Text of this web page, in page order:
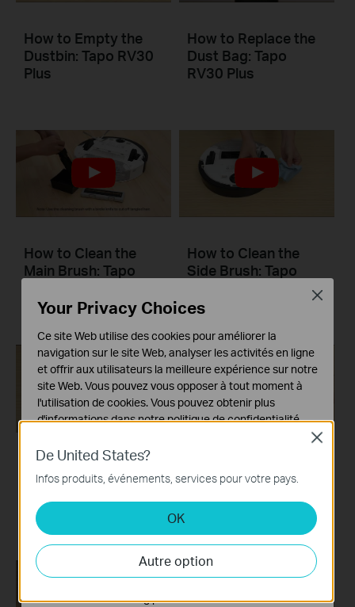
How to Empty the
Dustbin: Tapo RV30
Plus
How to Replace the
Dust Bag: Tapo
RV30 Plus
How to Clean the
Main Brush: Tapo
How to Clean the
Side Brush: Tapo
Filter: Tapo RV30
Plus
Mop Cloth: Tapo
RV30 Plus
De United States?
Infos produits, événements, services pour votre pays.
OK
Autre option
Close
Your Privacy Choices
Ce site Web utilise des cookies pour améliorer la
navigation sur le site Web, analyser les activités en ligne
et offrir aux utilisateurs la meilleure expérience sur notre
site Web. Vous pouvez vous opposer à tout moment à
l'utilisation de cookies. Vous pouvez obtenir plus
d'informations dans notrepolitique de confidentialité.
Ces cookies sont nécessaires au fonctionnement du
site Web et ne peuvent pas être désactivés dans vos
Cookies d'analyse et marketing
Les cookies d'analyse nous permettent d'analyser vos
activités sur notre site Web pour améliorer et ajuster les
fonctionnalités de notre site Web.
Les cookies marketing peuvent être définis via notre
Close